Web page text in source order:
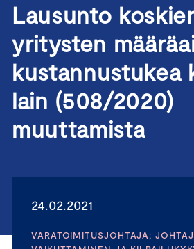
Lausunto
yritysten
kustannustukea
lain (508/2020)
muuttamista
24.02.2021
VARATOIMITUSJOHTAJA;